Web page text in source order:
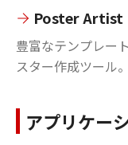
Poster Artist
豊富なテンプレー
スター作成ツール。
アプリケー